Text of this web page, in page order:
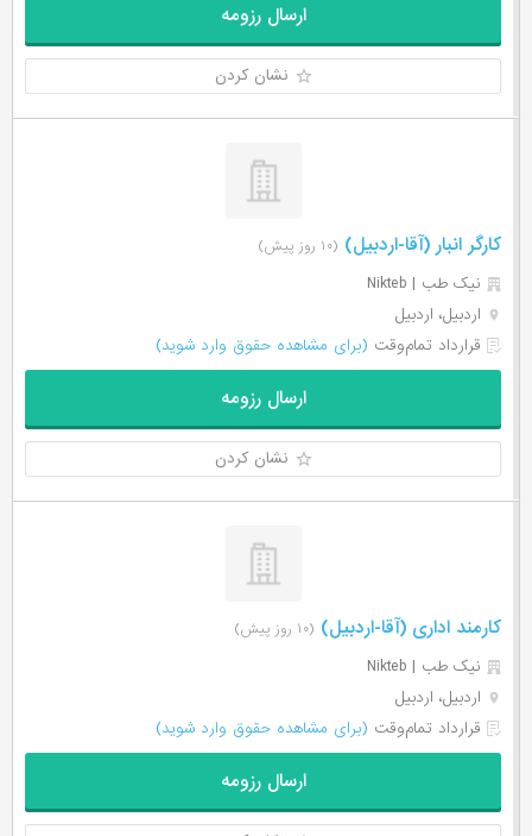
ارسال رزومه
نشان کردن
کارگر انبار (آقا-اردبیل) (۱۰ روز پیش)
نیک طب | Nikteb
اردبیل، اردبیل
قرارداد تمام‌وقت (برای مشاهده حقوق وارد شوید)
ارسال رزومه
نشان کردن
کارمند اداری (آقا-اردبیل) (۱۰ روز پیش)
نیک طب | Nikteb
اردبیل، اردبیل
قرارداد تمام‌وقت (برای مشاهده حقوق وارد شوید)
ارسال رزومه